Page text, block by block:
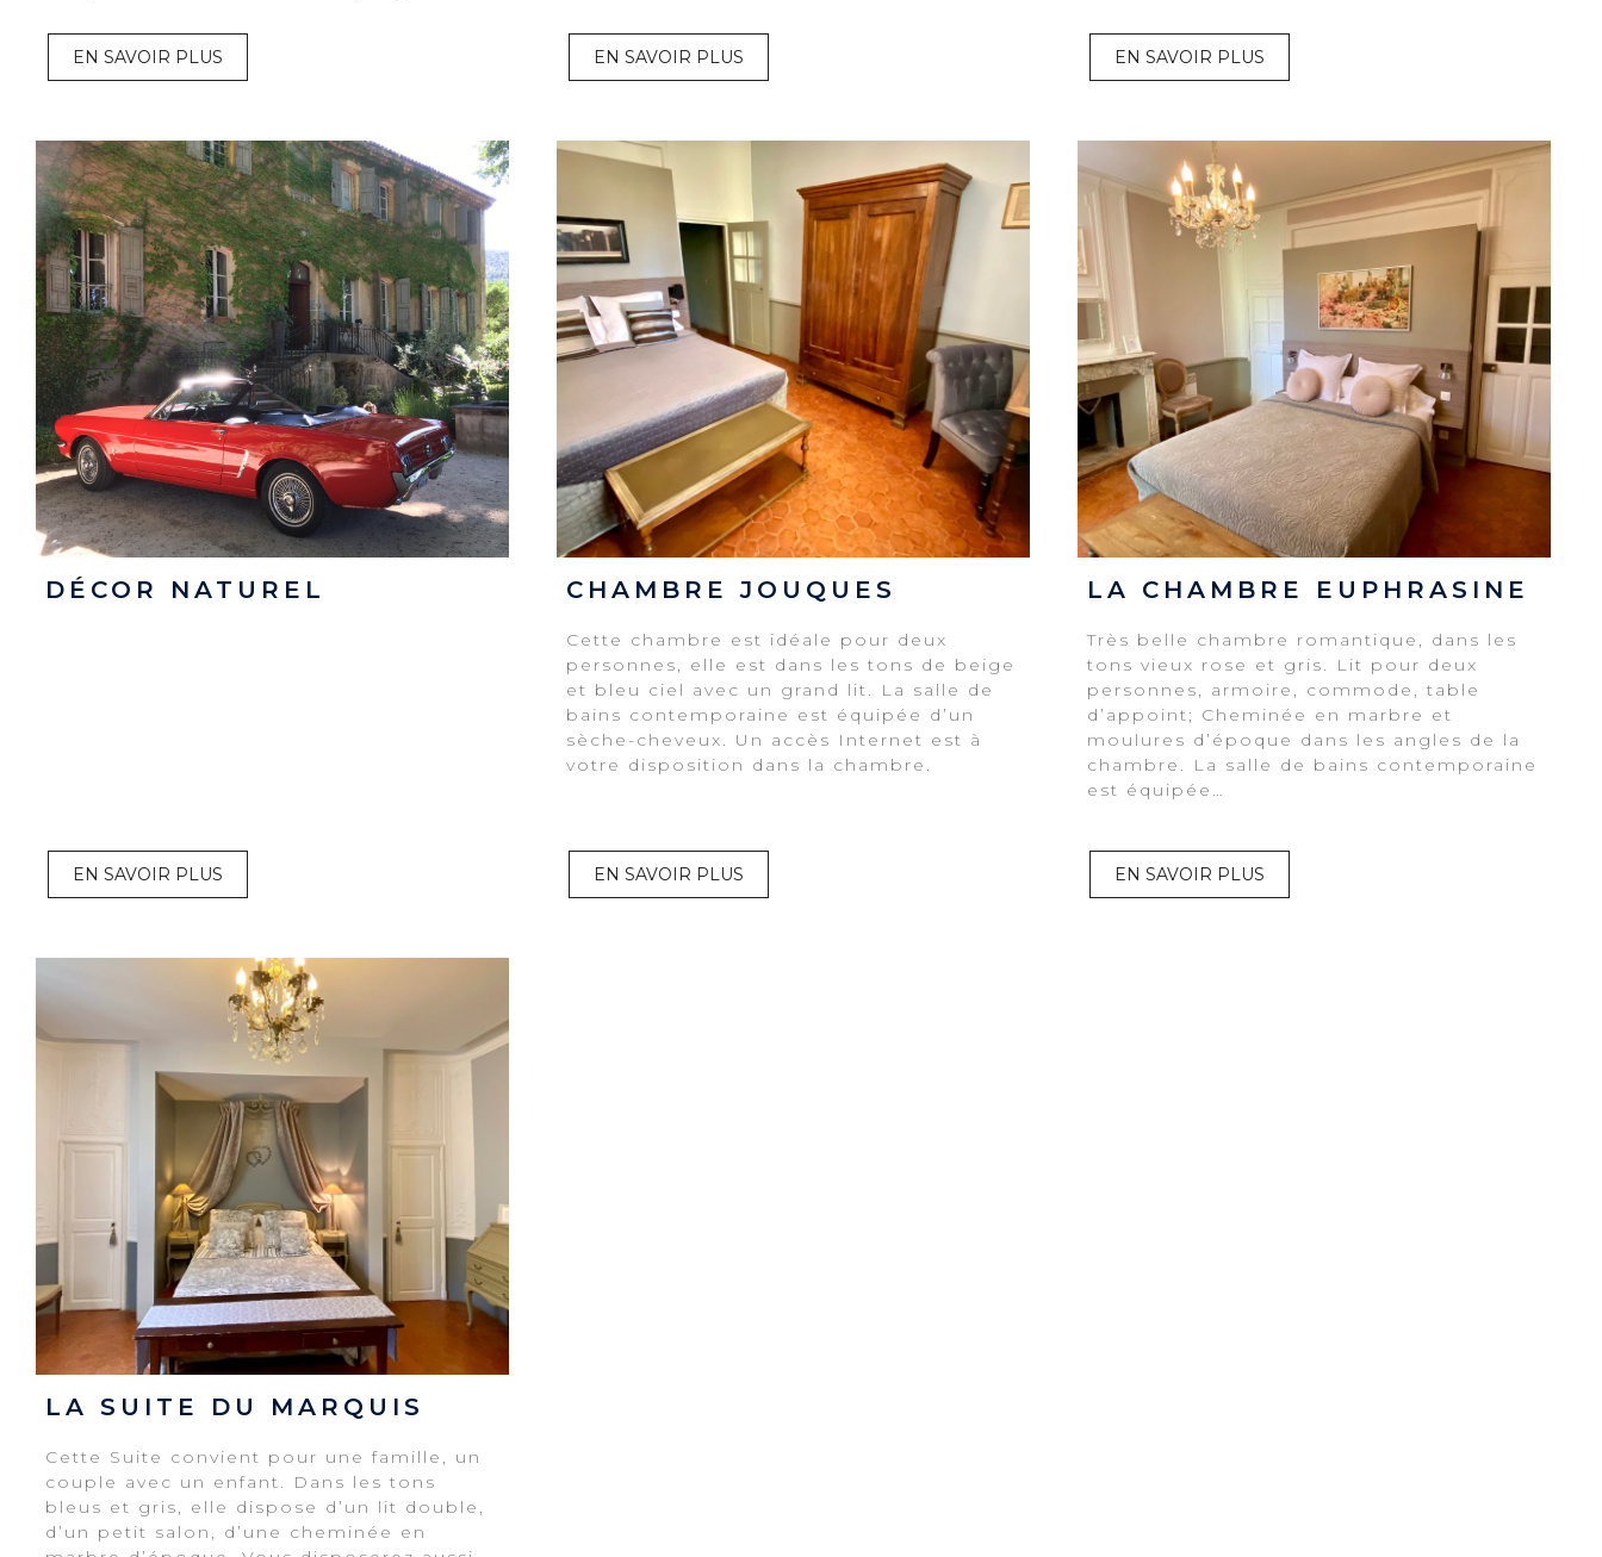
EN SAVOIR PLUS EN SAVOIR PLUS EN SAVOIR PLUS
DÉCOR NATUREL
EN SAVOIR PLUS
CHAMBRE JOUQUES
Cette chambre est idéale pour deux
personnes, elle est dans les tons de beige
et bleu ciel avec un grand lit. La salle de
bains contemporaine est équipée d’un
sèche-cheveux. Un accès Internet est à
votre disposition dans la chambre.
EN SAVOIR PLUS
LA CHAMBRE EUPHRASINE
Très belle chambre romantique, dans les
tons vieux rose et gris. Lit pour deux
personnes, armoire, commode, table
d’appoint; Cheminée en marbre et
moulures d’époque dans les angles de la
chambre. La salle de bains contemporaine
est équipée…
EN SAVOIR PLUS
LA SUITE DU MARQUIS
Cette Suite convient pour une famille, un
couple avec un enfant. Dans les tons
bleus et gris, elle dispose d’un lit double,
d’un petit salon, d’une cheminée en